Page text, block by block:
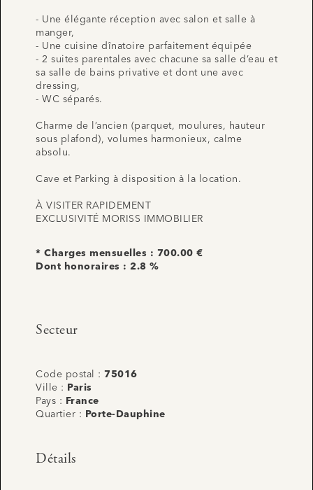
- Une élégante réception avec salon et salle à
manger,
- Une cuisine dînatoire parfaitement équipée
- 2 suites parentales avec chacune sa salle d’eau et
sa salle de bains privative et dont une avec
dressing,
- WC séparés.
Charme de l’ancien (parquet, moulures, hauteur
sous plafond), volumes harmonieux, calme
absolu.
Cave et Parking à disposition à la location.
À VISITER RAPIDEMENT
EXCLUSIVITÉ MORISS IMMOBILIER
* Charges mensuelles : 700.00 €
Dont honoraires : 2.8 %
Secteur
Code postal : 75016
Ville :
Paris
Pays :
France
Quartier :
Porte-Dauphine
Détails